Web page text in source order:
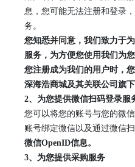
息，您可能无法注册和登录
务。
您知悉并同意，我们致力于
服务，为方便您使用我们为
您注册成为我们的用户时，
深海浩商城及其关联公司旗
2、 为您提供微信扫码登录服
您可以将您的账号与您的微
账号绑定微信以及通过微信
微信OpenID信息。
3、 为您提供采购服务